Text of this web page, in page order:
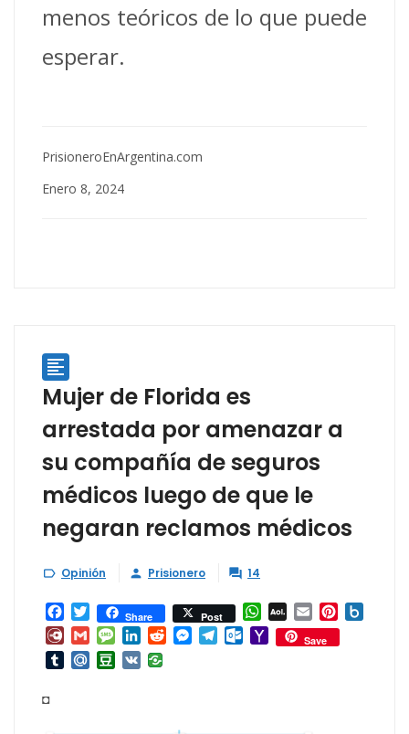
menos teóricos de lo que puede
esperar.
PrisioneroEnArgentina.com
Enero 8, 2024

Mujer de Florida es
arrestada por amenazar a
su compañía de seguros
médicos luego de que le
negaran reclamos médicos
 Opinión  Prisionero  14
Facebook
TwitterShare Post WhatsApp
AOL
Mail
Email Pinterest
Diary.RuGmailMessage
LinkedInRedditMessenger
TelegramOutlook.com
YahooSave
TumblrMail.RuDouban
VK
◘